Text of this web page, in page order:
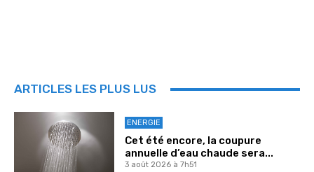
ARTICLES LES PLUS LUS
ENERGIE
Cet été encore, la coupure
annuelle d’eau chaude sera...
3 août 2026 à 7h51